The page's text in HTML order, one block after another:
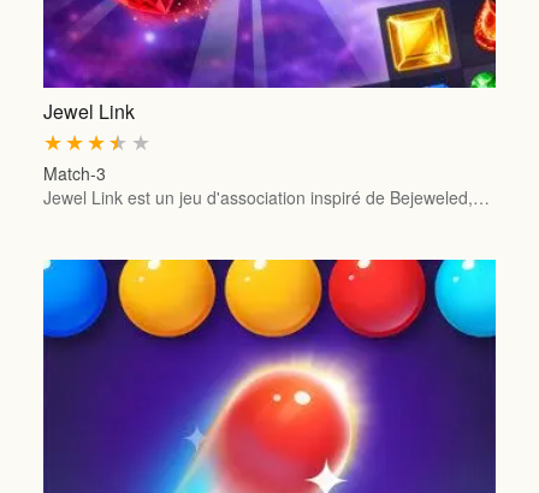
Jewel Link
★
★
★
★
★
Match-3
Jewel Link est un jeu d'association inspiré de Bejeweled,…